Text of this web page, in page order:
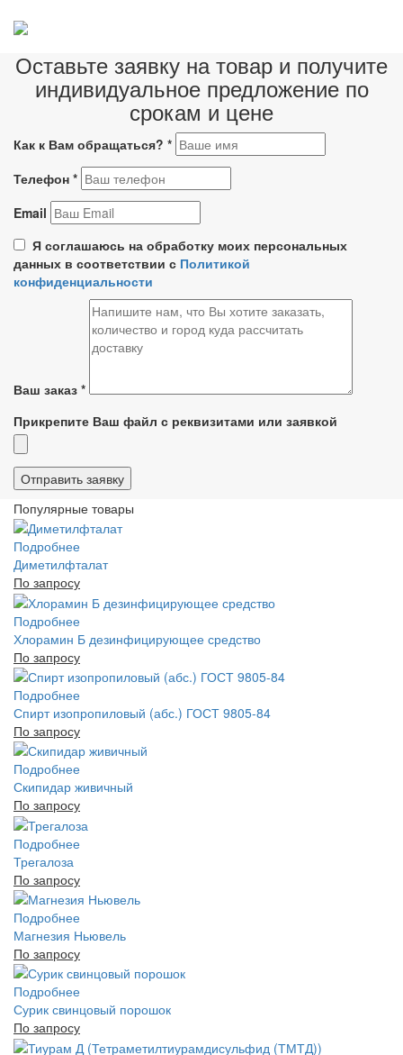
Оставьте заявку на товар и получите
индивидуальное предложение по
срокам и цене
Как к Вам обращаться? *
Телефон *
Email
Я соглашаюсь на обработку моих персональных
данных в соответствии с Политикой
конфиденциальности
Ваш заказ *
Прикрепите Ваш файл с реквизитами или заявкой
Популярные товары
Подробнее
Диметилфталат
По запросу
Подробнее
Хлорамин Б дезинфицирующее средство
По запросу
Подробнее
Спирт изопропиловый (абс.) ГОСТ 9805-84
По запросу
Подробнее
Скипидар живичный
По запросу
Подробнее
Трегалоза
По запросу
Подробнее
Магнезия Ньювель
По запросу
Подробнее
Сурик свинцовый порошок
По запросу